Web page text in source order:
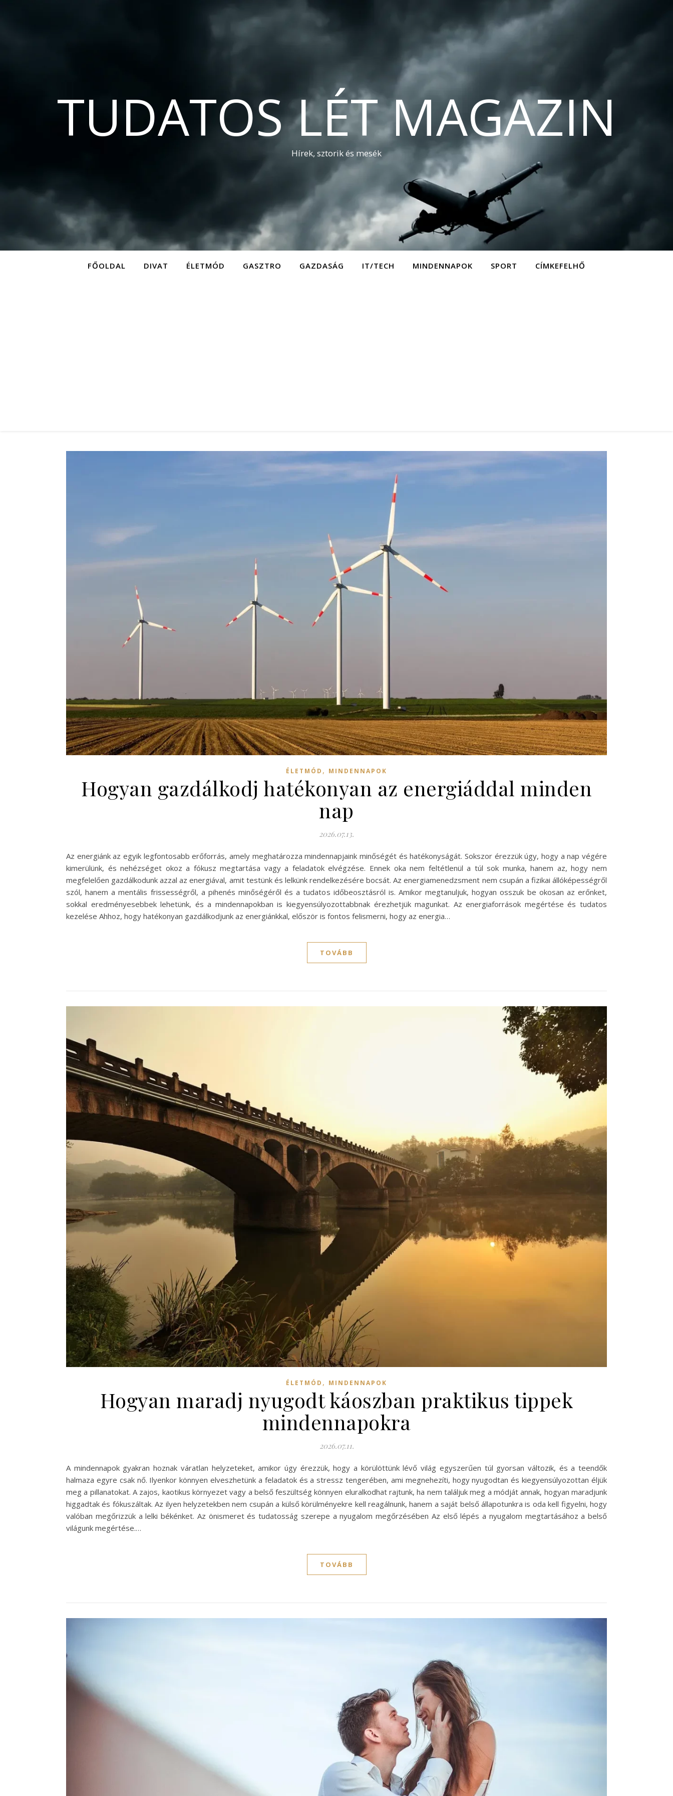
TUDATOS LÉT MAGAZIN
Hírek, sztorik és mesék
FŐOLDAL DIVAT ÉLETMÓD GASZTRO GAZDASÁG IT/TECH MINDENNAPOK SPORT CÍMKEFELHŐ
ÉLETMÓD , MINDENNAPOK
Hogyan gazdálkodj hatékonyan az energiáddal minden
nap
2026.07.13.
Az energiánk az egyik legfontosabb erőforrás, amely meghatározza mindennapjaink minőségét és hatékonyságát. Sokszor érezzük úgy, hogy a nap végére
kimerülünk, és nehézséget okoz a fókusz megtartása vagy a feladatok elvégzése. Ennek oka nem feltétlenül a túl sok munka, hanem az, hogy nem
megfelelően gazdálkodunk azzal az energiával, amit testünk és lelkünk rendelkezésére bocsát. Az energiamenedzsment nem csupán a fizikai állóképességről
szól, hanem a mentális frissességről, a pihenés minőségéről és a tudatos időbeosztásról is. Amikor megtanuljuk, hogyan osszuk be okosan az erőnket,
sokkal eredményesebbek lehetünk, és a mindennapokban is kiegyensúlyozottabbnak érezhetjük magunkat. Az energiaforrások megértése és tudatos
kezelése Ahhoz, hogy hatékonyan gazdálkodjunk az energiánkkal, először is fontos felismerni, hogy az energia…
TOVÁBB
ÉLETMÓD , MINDENNAPOK
Hogyan maradj nyugodt káoszban praktikus tippek
mindennapokra
2026.07.11.
A mindennapok gyakran hoznak váratlan helyzeteket, amikor úgy érezzük, hogy a körülöttünk lévő világ egyszerűen túl gyorsan változik, és a teendők
halmaza egyre csak nő. Ilyenkor könnyen elveszhetünk a feladatok és a stressz tengerében, ami megnehezíti, hogy nyugodtan és kiegyensúlyozottan éljük
meg a pillanatokat. A zajos, kaotikus környezet vagy a belső feszültség könnyen eluralkodhat rajtunk, ha nem találjuk meg a módját annak, hogyan maradjunk
higgadtak és fókuszáltak. Az ilyen helyzetekben nem csupán a külső körülményekre kell reagálnunk, hanem a saját belső állapotunkra is oda kell figyelni, hogy
valóban megőrizzük a lelki békénket. Az önismeret és tudatosság szerepe a nyugalom megőrzésében Az első lépés a nyugalom megtartásához a belső
világunk megértése.…
TOVÁBB